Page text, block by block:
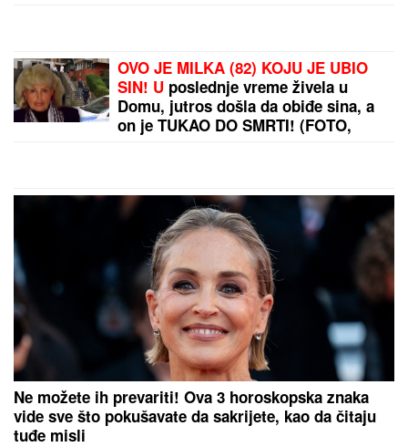
OVO JE MILKA (82) KOJU JE UBIO
SIN! U poslednje vreme živela u
Domu, jutros došla da obiđe sina, a
on je TUKAO DO SMRTI! (FOTO,
Ne možete ih prevariti! Ova 3 horoskopska znaka
vide sve što pokušavate da sakrijete, kao da čitaju
tuđe misli